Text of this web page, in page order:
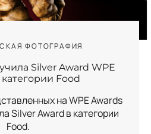
ФОТОГРАФИЯ
Silver Award WPE
Food
на WPE Awards
Silver Award в категории
Food.